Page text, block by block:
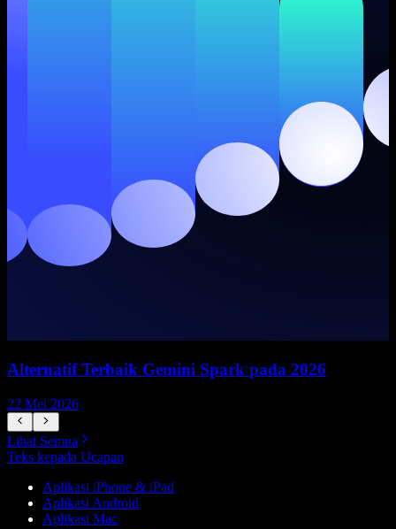
Alternatif Terbaik Gemini Spark pada 2026
22 Mei 2026
Lihat Semua
Teks kepada Ucapan
Aplikasi iPhone & iPad
Aplikasi Android
Aplikasi Mac